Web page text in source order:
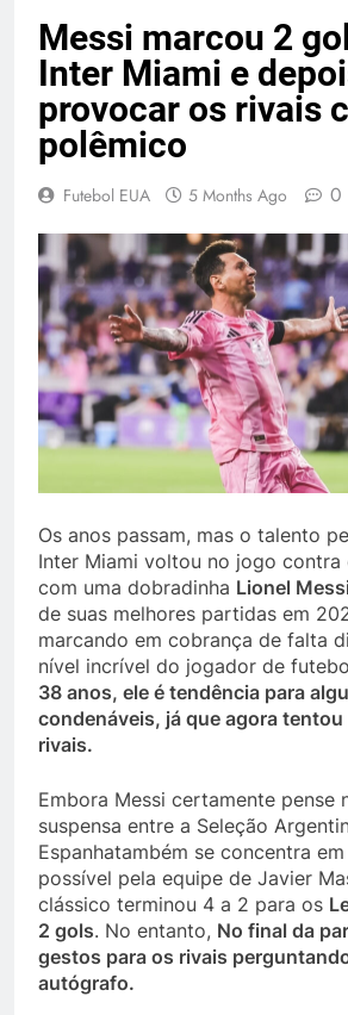
Messi marcou 2
Inter Miami e
provocar os rivais
polêmico
Futebol EUA 5 Months Ago 0
Os anos passam, mas o talento
Inter Miami voltou no jogo contra
com uma dobradinha Lionel
de suas melhores partidas em
marcando em cobrança de falta
nível incrível do jogador de
38 anos, ele é tendência para
condenáveis, já que agora
rivais.
Embora Messi certamente pense
suspensa entre a Seleção
Espanhatambém se concentra
possível pela equipe de Javier
clássico terminou 4 a 2 para os
2 gols. No entanto, No final da
gestos para os rivais
autógrafo.